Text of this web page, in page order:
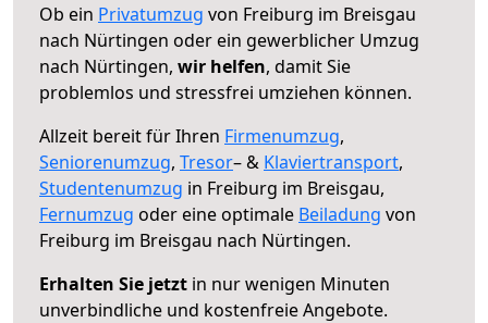
Ob ein Privatumzug von Freiburg im Breisgau
nach Nürtingen oder ein gewerblicher Umzug
nach Nürtingen, wir helfen, damit Sie
problemlos und stressfrei umziehen können.
Allzeit bereit für Ihren Firmenumzug,
Seniorenumzug, Tresor– & Klaviertransport,
Studentenumzug in Freiburg im Breisgau,
Fernumzug oder eine optimale Beiladung von
Freiburg im Breisgau nach Nürtingen.
Erhalten Sie jetzt in nur wenigen Minuten
unverbindliche und kostenfreie Angebote.